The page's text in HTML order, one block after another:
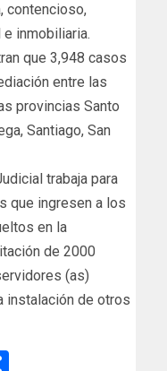
contencioso,
inmobiliaria.
que 3,948 casos
entre las
provincias Santo
Santiago, San
trabaja para
que ingresen a los
en la
de 2000
(as)
instalación de otros